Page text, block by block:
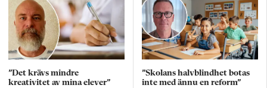
”Det krävs mindre
kreativitet av mina elever”
”Skolans halvblindhet botas
inte med ännu en reform”